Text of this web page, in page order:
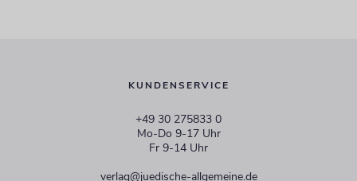
KUNDENSERVICE
+49 30 275833 0
Mo-Do 9-17 Uhr
Fr 9-14 Uhr
verlag@juedische-allgemeine.de